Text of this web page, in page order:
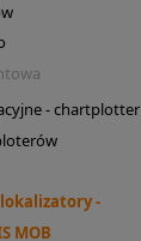
- chartplotter
lokalizatory -
MOB